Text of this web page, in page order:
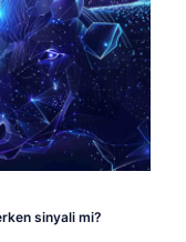
sinyali mi?